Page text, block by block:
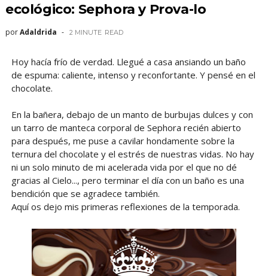
ecológico: Sephora y Prova-lo
porAdaldrida 2 MINUTE READ
Hoy hacía frío de verdad. Llegué a casa ansiando un baño
de espuma: caliente, intenso y reconfortante. Y pensé en el
chocolate.
En la bañera, debajo de un manto de burbujas dulces y con
un tarro de manteca corporal de Sephora recién abierto
para después, me puse a cavilar hondamente sobre la
ternura del chocolate y el estrés de nuestras vidas. No hay
ni un solo minuto de mi acelerada vida por el que no dé
gracias al Cielo..., pero terminar el día con un baño es una
bendición que se agradece también.
Aquí os dejo mis primeras reflexiones de la temporada.